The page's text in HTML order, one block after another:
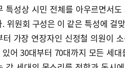
특성상 시민 전체를 아우르면서
위원회 구성은 이 같은 특성에 걸
가장 연장자인 신정철 의원이
어 30대부터 70대까지 모든 세